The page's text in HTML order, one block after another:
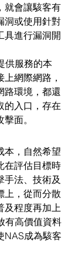
就會讓駭客有
洞或使用針對
具進行漏洞開
供服務的本
網際網路，
路環境，都還
的入口，存在
面。
本，自然希望
在評估目標時
手法、技術及
上，從而分散
及程度再加上
有高價值資料
NAS成為駭客